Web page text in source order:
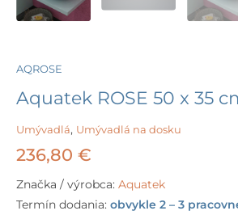
AQROSE
Aquatek ROSE 50 x 35
Umývadlá, Umývadlá na dosku
236,80 €
Značka / výrobca: Aquatek
Termín dodania: obvykle 2 – 3